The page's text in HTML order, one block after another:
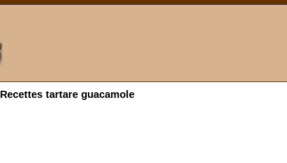
Recettes tartare guacamole